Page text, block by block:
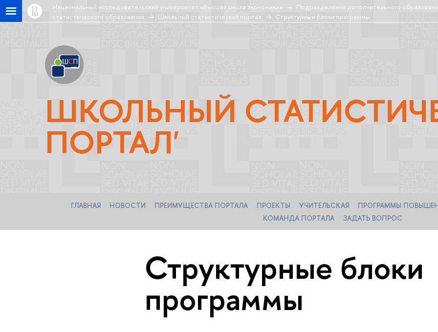
Национальный исследовательский университет «Высшая школа экономики» Подразделения дополнительного
статистического образования
Школьный статистический портал Структурные блоки программы
ШКОЛЬНЫЙ
ПОРТАЛ'
ГЛАВНАЯ НОВОСТИ ПРЕИМУЩЕСТВА ПОРТАЛА ПРОЕКТЫ УЧИТЕЛЬСКАЯ ПРОГРАММЫ
КОМАНДА ПОРТАЛА
ЗАДАТЬ ВОПРОС
Структурные блоки
программы